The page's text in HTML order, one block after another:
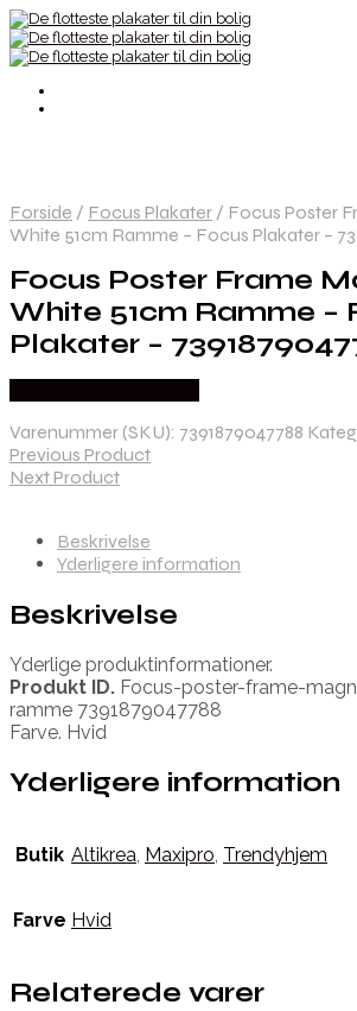
Forside / Focus Plakater / Focus Poster
White 51cm Ramme – Focus Plakater –
Focus Poster Frame
White 51cm Ramme –
Plakater –
Varenummer (SKU): 7391879047788
Previous Product
Next Product
Beskrivelse
Yderligere information
Beskrivelse
Yderlige produktinformationer.
Produkt ID. Focus-poster-frame-
ramme 7391879047788
Farve. Hvid
Yderligere information
Butik Altikrea, Maxipro, Trendyhjem
Farve Hvid
Relaterede varer